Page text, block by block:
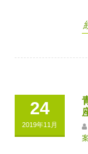
24
2019年11月